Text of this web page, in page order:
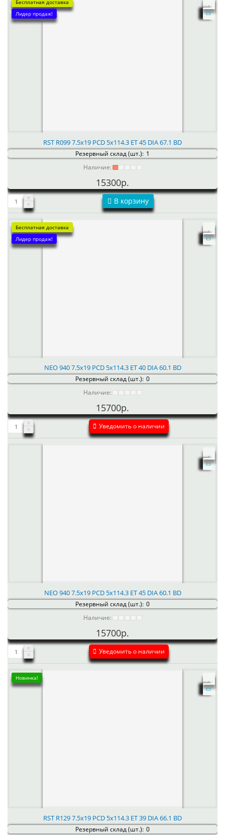
Бесплатная доставка
Лидер продаж!
RST R099 7.5x19 PCD 5x114.3 ET 45 DIA 67.1 BD
Резервный склад (шт.): 1
Наличие:
15300р.
В корзину
Бесплатная доставка
Лидер продаж!
NEO 940 7.5x19 PCD 5x114.3 ET 40 DIA 60.1 BD
Резервный склад (шт.): 0
Наличие:
15700р.
Уведомить о наличии
NEO 940 7.5x19 PCD 5x114.3 ET 45 DIA 60.1 BD
Резервный склад (шт.): 0
Наличие:
15700р.
Уведомить о наличии
Новинка!
RST R129 7.5x19 PCD 5x114.3 ET 39 DIA 66.1 BD
Резервный склад (шт.): 0